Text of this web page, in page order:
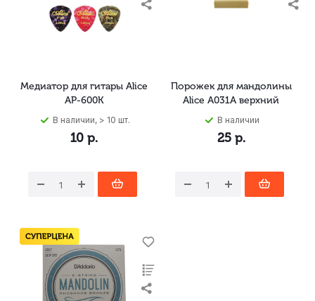
Медиатор для гитары Alice
AP-600K
В наличии, > 10 шт.
10 р.
Порожек для мандолины
Alice A031A верхний
В наличии
25р.